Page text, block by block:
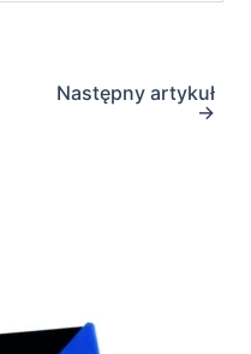
Następny artykuł
→